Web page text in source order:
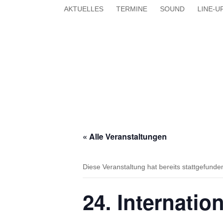
SKIP
AKTUELLES TERMINE SOUND LINE-
« Alle Veranstaltungen
Diese Veranstaltung hat bereits
24.